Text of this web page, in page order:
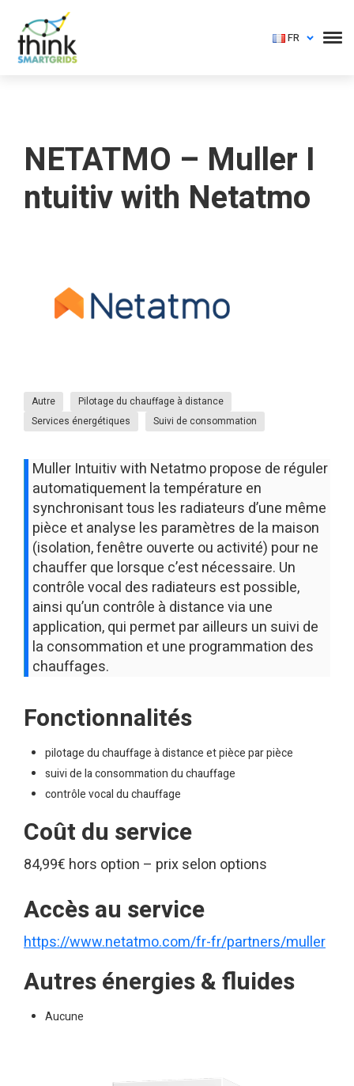
FR
NETATMO – Muller I
ntuitiv with Netatmo
Autre
Pilotage du chauffage à distance
Services énergétiques
Suivi de consommation
Muller Intuitiv with Netatmo propose de réguler
automatiquement la température en
synchronisant tous les radiateurs d’une même
pièce et analyse les paramètres de la maison
(isolation, fenêtre ouverte ou activité) pour ne
chauffer que lorsque c’est nécessaire. Un
contrôle vocal des radiateurs est possible,
ainsi qu’un contrôle à distance via une
application, qui permet par ailleurs un suivi de
la consommation et une programmation des
chauffages.
Fonctionnalités
pilotage du chauffage à distance et pièce par pièce
suivi de la consommation du chauffage
contrôle vocal du chauffage
Coût du service
84,99€ hors option – prix selon options
Accès au service
https://www.netatmo.com/fr-fr/partners/muller
Autres énergies & fluides
Aucune